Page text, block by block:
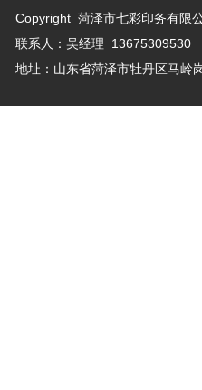
Copyright 菏泽市七彩印务有限
联系人：吴经理
地址：山东省菏泽市牡丹区马